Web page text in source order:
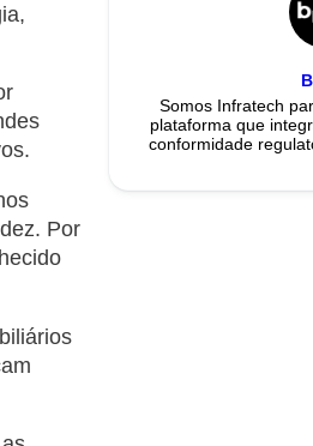
Por
Somos Infratech
plataforma que
conformidade